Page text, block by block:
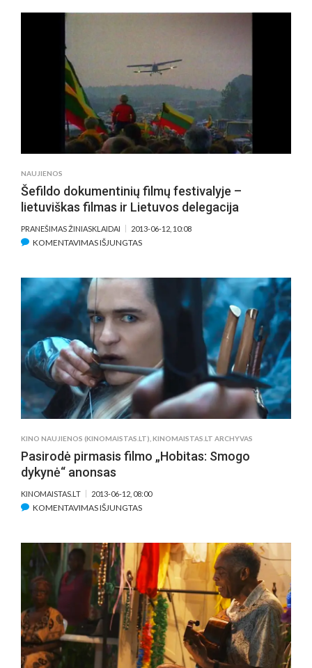
PASAULINEI
PREMJERAI!
IR
PREMJEROS
LIETUVOJE
DATA
NAUJIENOS
Šefildo dokumentinių filmų festivalyje –
lietuviškas filmas ir Lietuvos delegacija
PRANEŠIMAS ŽINIASKLAIDAI 2013-06-12, 10:08
KOMENTAVIMAS IŠJUNGTASĮRAŠE
FESTIVALYJE
–
LIETUVIŠKAS
LIETUVOS
DELEGACIJA
KINO NAUJIENOS (KINOMAISTAS.LT) KINOMAISTAS.LT ARCHYVAS
Pasirodė pirmasis filmo „Hobitas: Smogo
dykynė“ anonsas
KINOMAISTAS.LT 2013-06-12, 08:00
KOMENTAVIMAS IŠJUNGTASĮRAŠE
FILMO
„HOBITAS:
SMOGO
DYKYNĖ“
ANONSAS